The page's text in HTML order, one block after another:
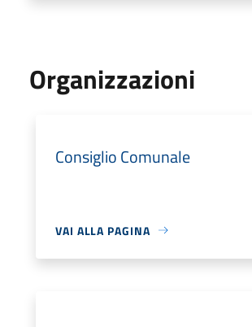
Organizzazioni
Consiglio Comunale
VAI ALLA PAGINA